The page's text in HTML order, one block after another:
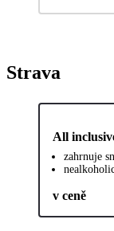
Strava
All
zahrnuje
v ceně